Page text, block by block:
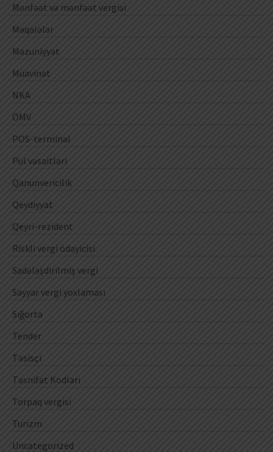
Mənfəət və mənfəət vergisi
Məqalələr
Məzuniyyət
Müavinət
NKA
ÖMV
POS-terminal
Pul vəsaitləri
Qanunvericilik
Qeydiyyat
Qeyri-rezident
Riskli vergi ödəyicisi
Sadələşdirilmiş vergi
Səyyar vergi yoxlaması
Sığorta
Tender
Təsisçi
Təsnifat Kodları
Torpaq vergisi
Turizm
Uncategorized